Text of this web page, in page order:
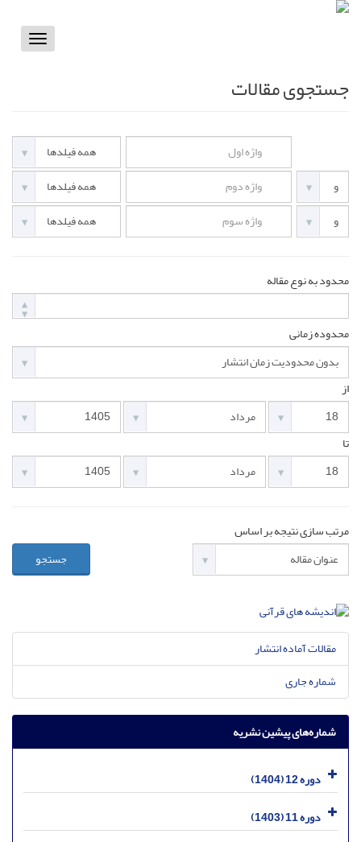
Toggle
جستجوی مقالات
محدود به نوع مقاله
محدوده زمانی
از
تا
مرتب سازی نتیجه بر اساس
جستجو
مقالات آماده انتشار
شماره جاری
شماره‌های پیشین نشریه
دوره 12 (1404)
دوره 11 (1403)